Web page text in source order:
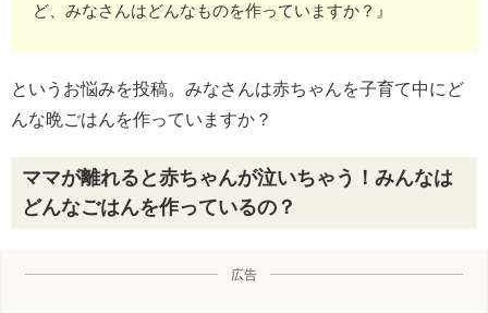
ど、みなさんはどんなものを作っていますか？』
というお悩みを投稿。みなさんは赤ちゃんを子育て中にど
んな晩ごはんを作っていますか？
ママが離れると赤ちゃんが泣いちゃう！みんなは
どんなごはんを作っているの？
広告